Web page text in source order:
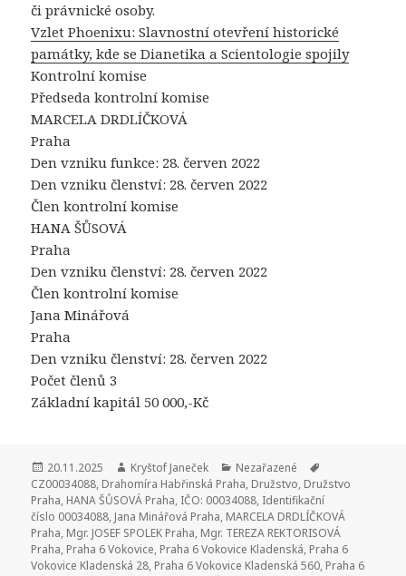
či právnické osoby.
Vzlet Phoenixu: Slavnostní otevření historické
památky, kde se Dianetika a Scientologie spojily
Kontrolní komise
Předseda kontrolní komise
MARCELA DRDLÍČKOVÁ
Praha
Den vzniku funkce: 28. červen 2022
Den vzniku členství: 28. červen 2022
Člen kontrolní komise
HANA ŠŮSOVÁ
Praha
Den vzniku členství: 28. červen 2022
Člen kontrolní komise
Jana Minářová
Praha
Den vzniku členství: 28. červen 2022
Počet členů 3
Základní kapitál 50 000,-Kč
Publikováno:
20.11.2025 Autor:
Kryštof Janeček Rubriky:
Nezařazené
CZ00034088, Drahomíra Habřinská Praha, Družstvo, Družstvo
Praha, HANA ŠŮSOVÁ Praha, IČO: 00034088, Identifikační
číslo 00034088, Jana Minářová Praha, MARCELA DRDLÍČKOVÁ
Praha, Mgr. JOSEF SPOLEK Praha, Mgr. TEREZA REKTORISOVÁ
Praha, Praha 6 Vokovice, Praha 6 Vokovice Kladenská, Praha 6
Vokovice Kladenská 28, Praha 6 Vokovice Kladenská 560, Praha 6